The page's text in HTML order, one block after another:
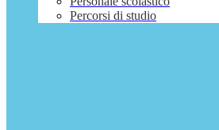
Percorsi di studio